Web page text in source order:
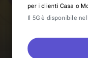
per i clienti Casa o
Il 5G è disponibile